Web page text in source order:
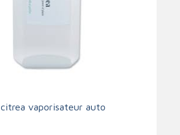
vaporisateur auto